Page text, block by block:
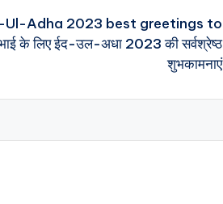
Ul-Adha 2023 best greetings to
के लिए ईद-उल-अधा 2023 की सर्वश्रेष्ठ
शुभकामनाएं